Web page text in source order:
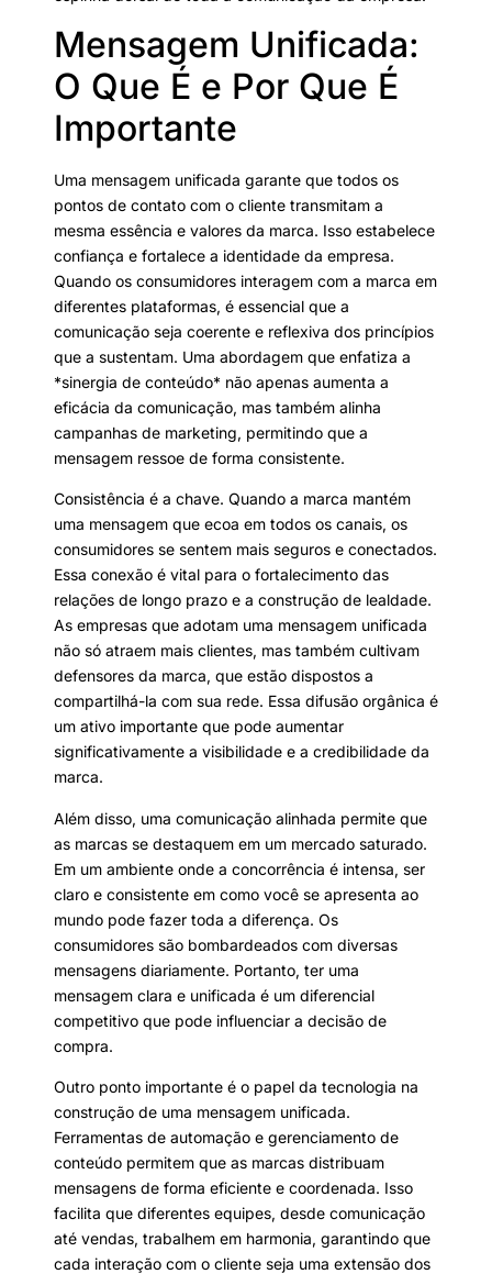
Mensagem Unificada:
O Que É e Por Que É
Importante
Uma mensagem unificada garante que todos os
pontos de contato com o cliente transmitam a
mesma essência e valores da marca. Isso estabelece
confiança e fortalece a identidade da empresa.
Quando os consumidores interagem com a marca em
diferentes plataformas, é essencial que a
comunicação seja coerente e reflexiva dos princípios
que a sustentam. Uma abordagem que enfatiza a
*sinergia de conteúdo* não apenas aumenta a
eficácia da comunicação, mas também alinha
campanhas de marketing, permitindo que a
mensagem ressoe de forma consistente.
Consistência é a chave. Quando a marca mantém
uma mensagem que ecoa em todos os canais, os
consumidores se sentem mais seguros e conectados.
Essa conexão é vital para o fortalecimento das
relações de longo prazo e a construção de lealdade.
As empresas que adotam uma mensagem unificada
não só atraem mais clientes, mas também cultivam
defensores da marca, que estão dispostos a
compartilhá-la com sua rede. Essa difusão orgânica é
um ativo importante que pode aumentar
significativamente a visibilidade e a credibilidade da
marca.
Além disso, uma comunicação alinhada permite que
as marcas se destaquem em um mercado saturado.
Em um ambiente onde a concorrência é intensa, ser
claro e consistente em como você se apresenta ao
mundo pode fazer toda a diferença. Os
consumidores são bombardeados com diversas
mensagens diariamente. Portanto, ter uma
mensagem clara e unificada é um diferencial
competitivo que pode influenciar a decisão de
compra.
Outro ponto importante é o papel da tecnologia na
construção de uma mensagem unificada.
Ferramentas de automação e gerenciamento de
conteúdo permitem que as marcas distribuam
mensagens de forma eficiente e coordenada. Isso
facilita que diferentes equipes, desde comunicação
até vendas, trabalhem em harmonia, garantindo que
cada interação com o cliente seja uma extensão dos